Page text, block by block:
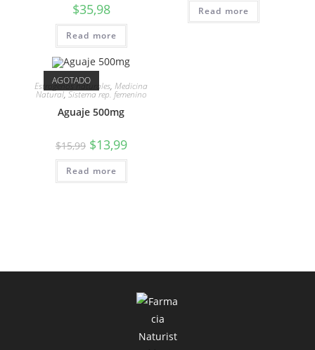
$35,98
Read more
Read more
AGOTADO
Estrogenos naturales,Medicina
Natural,Sistema rep. femenino
Aguaje 500mg
$15,99 $13,99
Read more